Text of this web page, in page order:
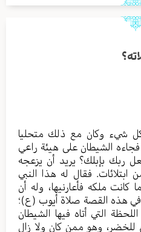
شيء وكان مع ذلك متحليا
الشيطان على هيئة راعي
ربك بإبلك؟ يريد أن يزعجه
فقال له هذا النبي
كانت ملكه فأعارنيها، وله أن
هذه القصة صلاة أيوب (ع)؛
التي أتاه فيها الشيطان
للخضر، وهو ممن كان ولا زال